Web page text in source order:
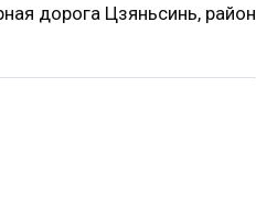
дорога Цзяньсинь, район